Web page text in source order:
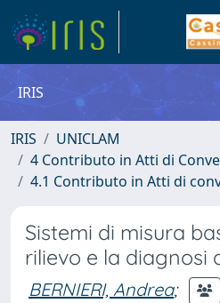
IRIS
IRIS
UNICLAM
4 Contributo in Atti di
4.1 Contributo in Atti di
Sistemi di misura
rilievo e la diagnosi
BERNIERI, Andrea;